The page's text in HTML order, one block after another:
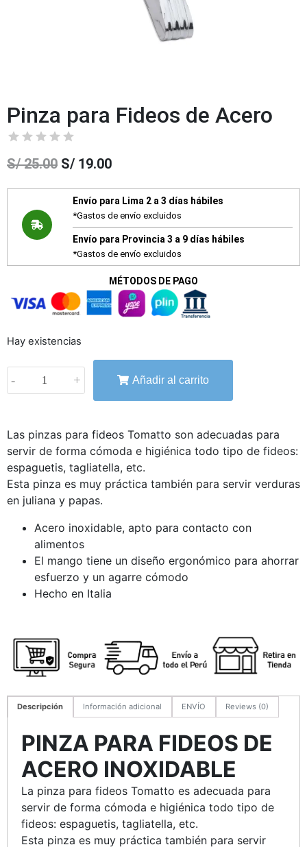
Pinza para Fideos de Acero
S/25.00 S/ 19.00
Envío para Lima 2 a 3 días hábiles
*Gastos de envío excluidos
Envío para Provincia 3 a 9 días hábiles
*Gastos de envío excluidos
MÉTODOS DE PAGO
Hay existencias
- + Añadir al carrito
Las pinzas para fideos Tomatto son adecuadas para
servir de forma cómoda e higiénica todo tipo de fideos:
espaguetis, tagliatella, etc.
Esta pinza es muy práctica también para servir verduras
en juliana y papas.
Acero inoxidable, apto para contacto con
alimentos
El mango tiene un diseño ergonómico para ahorrar
esfuerzo y un agarre cómodo
Hecho en Italia
Descripción Información adicional ENVÍO Reviews (0)
PINZA PARA FIDEOS DE
ACERO INOXIDABLE
La pinza para fideos Tomatto es adecuada para
servir de forma cómoda e higiénica todo tipo de
fideos: espaguetis, tagliatella, etc.
Esta pinza es muy práctica también para servir